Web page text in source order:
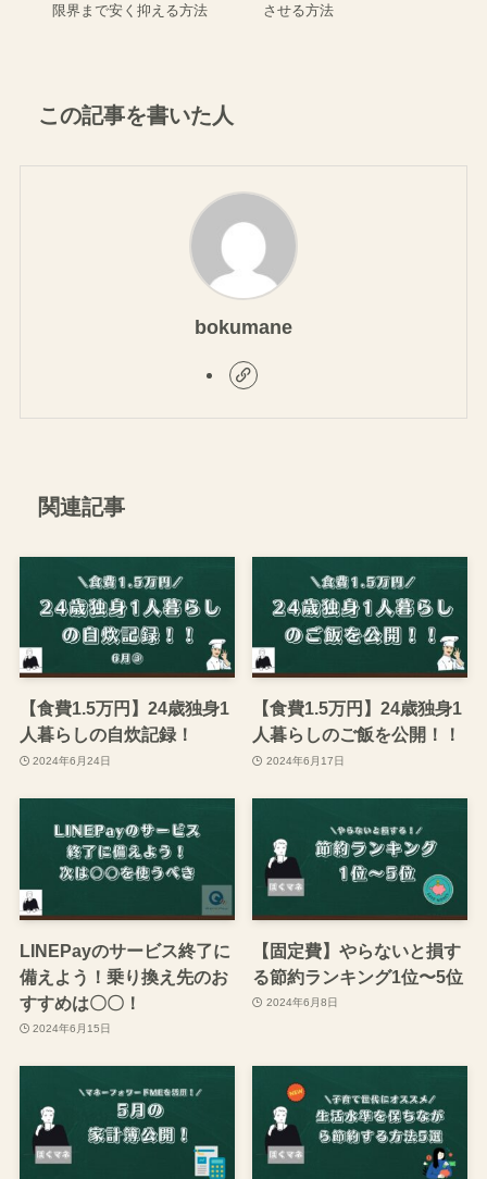
限界まで安く抑える方法
させる方法
この記事を書いた人
bokumane
関連記事
【食費1.5万円】24歳独身1
人暮らしの自炊記録！
2024年6月24日
【食費1.5万円】24歳独身1
人暮らしのご飯を公開！！
2024年6月17日
LINEPayのサービス終了に
備えよう！乗り換え先のお
すすめは〇〇！
2024年6月15日
【固定費】やらないと損す
る節約ランキング1位〜5位
2024年6月8日